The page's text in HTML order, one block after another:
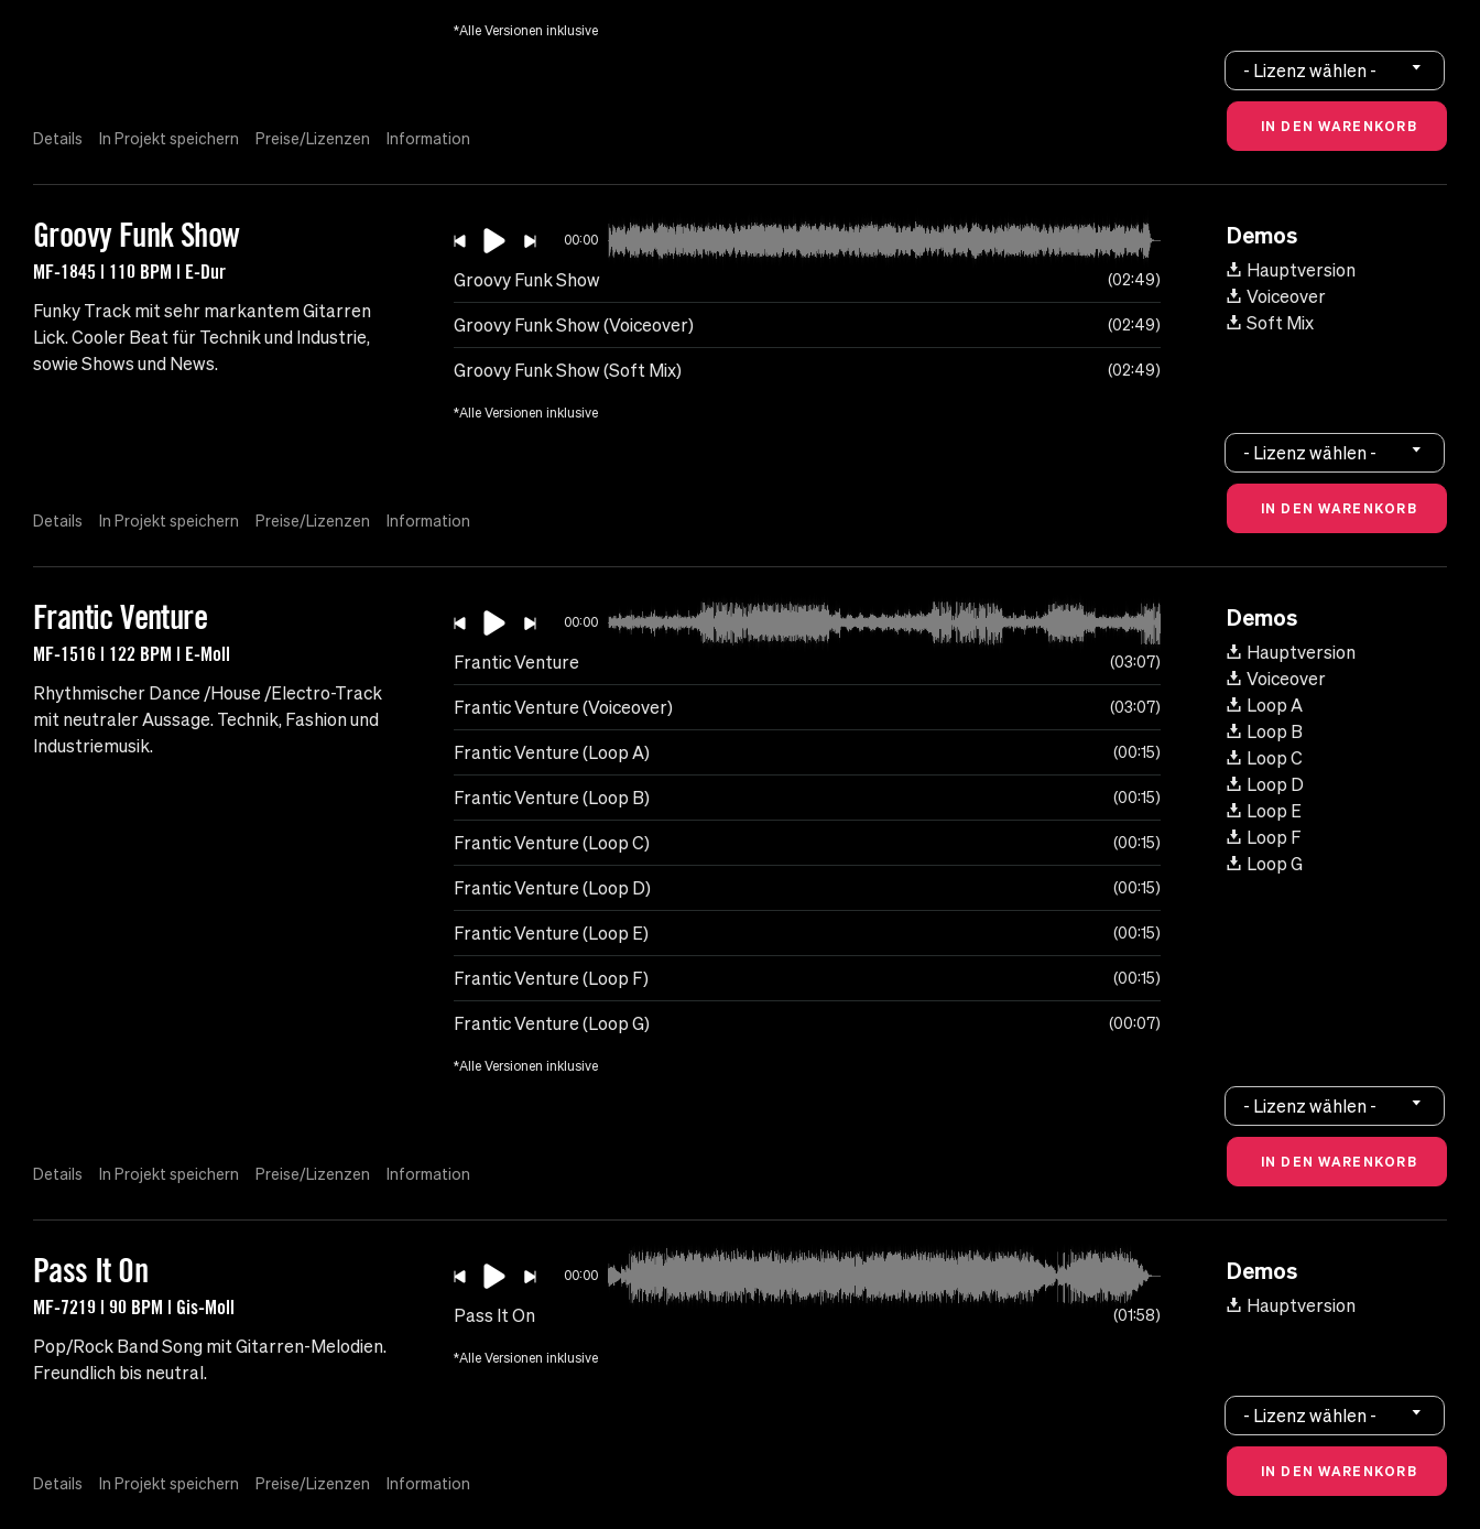
*Alle Versionen inklusive
Details In Projekt speichern Preise/Lizenzen Information
- Lizenz wählen -
Groovy Funk Show
MF-1845 | 110 BPM | E-Dur
Funky Track mit sehr markantem Gitarren
Lick. Cooler Beat für Technik und Industrie,
sowie Shows und News.
00:00
Groovy Funk Show 02:49
Groovy Funk Show (Voiceover) 02:49
Groovy Funk Show (Soft Mix) 02:49
*Alle Versionen inklusive
Demos
Hauptversion
Voiceover
Soft Mix
Details In Projekt speichern Preise/Lizenzen Information
- Lizenz wählen -
Frantic Venture
MF-1516 | 122 BPM | E-Moll
Rhythmischer Dance /House /Electro-Track
mit neutraler Aussage. Technik, Fashion und
Industriemusik.
00:00
Frantic Venture 03:07
Frantic Venture (Voiceover) 03:07
Frantic Venture (Loop A) 00:15
Frantic Venture (Loop B) 00:15
Frantic Venture (Loop C) 00:15
Frantic Venture (Loop D) 00:15
Frantic Venture (Loop E) 00:15
Frantic Venture (Loop F) 00:15
Frantic Venture (Loop G) 00:07
*Alle Versionen inklusive
Demos
Hauptversion
Voiceover
Loop A
Loop B
Loop C
Loop D
Loop E
Loop F
Loop G
Details In Projekt speichern Preise/Lizenzen Information
- Lizenz wählen -
Pass It On
MF-7219 | 90 BPM | Gis-Moll
Pop/Rock Band Song mit Gitarren-Melodien.
Freundlich bis neutral.
00:00
Pass It On 01:58
*Alle Versionen inklusive
Demos
Hauptversion
Details In Projekt speichern Preise/Lizenzen Information
- Lizenz wählen -